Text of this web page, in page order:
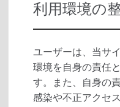
利用環境の
ユーザーは、当サ
環境を自身の責任
す。また、自身の
感染や不正アクセ